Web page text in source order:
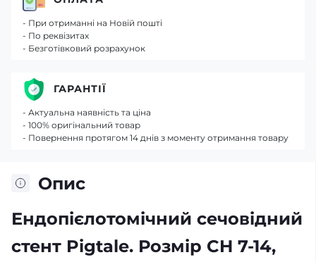
Опис
Ендопієлотомічний сечовідний
стент Pigtale. Розмір CH 7-14,
- При отриманні на Новій пошті
- По реквізитах
- Безготівковий розрахунок
ГАРАНТІЇ
- Актуальна наявність та ціна
- 100% оригінальний товар
- Повернення протягом 14 днів з моменту отримання товару